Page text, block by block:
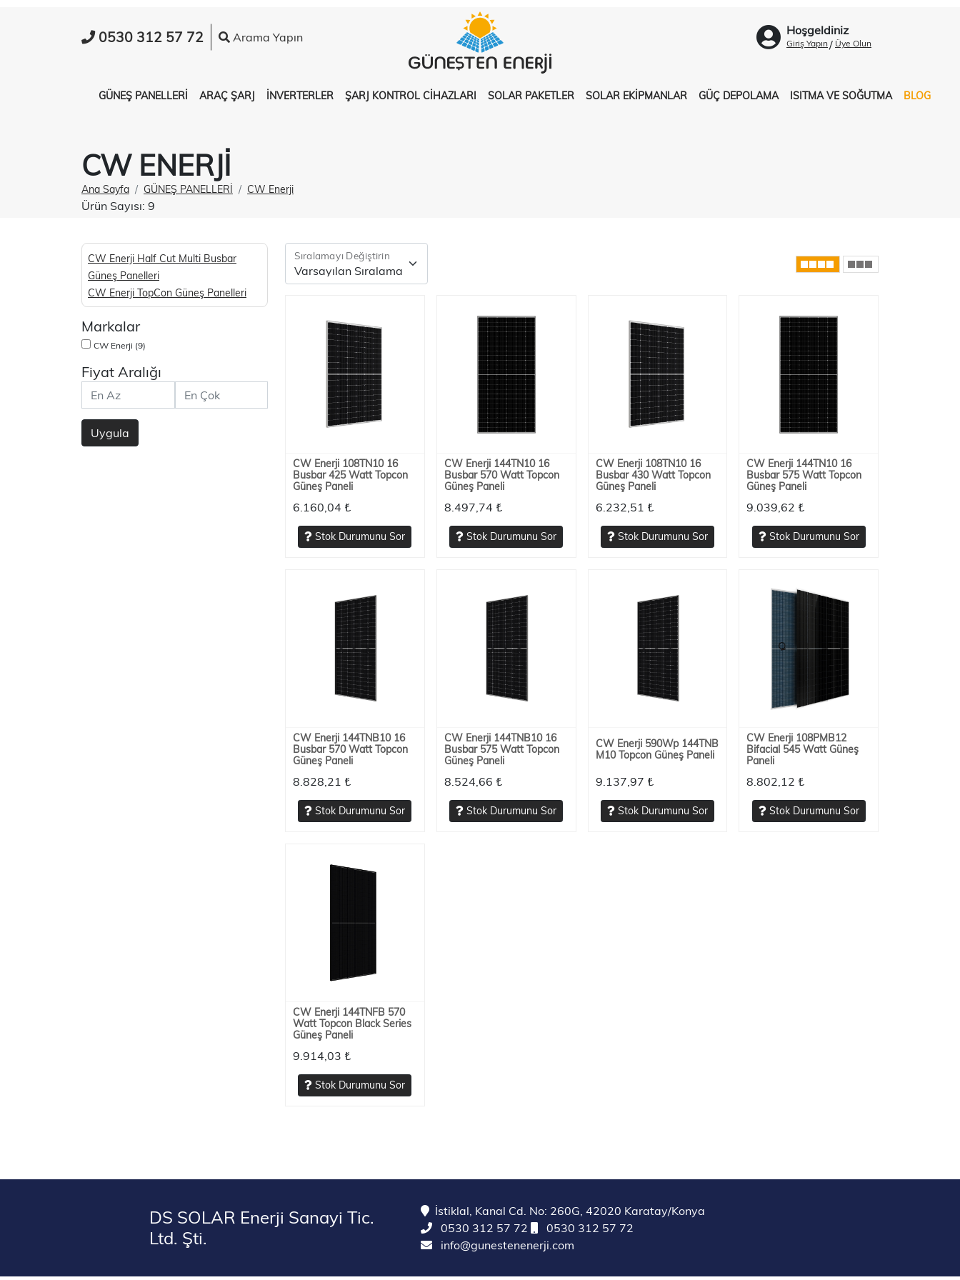
0530 312 57 72 Arama Yapın Hoşgeldiniz
Giriş Yapın/ Üye Olun
GÜNEŞ PANELLERİ ARAÇ ŞARJ İNVERTERLER ŞARJ KONTROL CİHAZLARI SOLAR PAKETLER SOLAR EKİPMANLAR GÜÇ DEPOLAMA ISITMA VE SOĞUTMA BLOG
CW ENERJI
Ana Sayfa GÜNEŞ PANELLERİ CW Enerji
Ürün Sayısı: 9
CW Enerji Half Cut Multi Busbar
Güneş Panelleri
CW Enerji TopCon Güneş Panelleri
Markalar
CW Enerji (9)
Fiyat Aralığı
Uygula
Sıralamayı Değiştirin
CW Enerji 108TN10 16
Busbar 425 Watt Topcon
Güneş Paneli
6.160,04 ₺
Stok Durumunu Sor
CW Enerji 144TN10 16
Busbar 570 Watt Topcon
Güneş Paneli
8.497,74 ₺
Stok Durumunu Sor
CW Enerji 108TN10 16
Busbar 430 Watt Topcon
Güneş Paneli
6.232,51 ₺
Stok Durumunu Sor
CW Enerji 144TN10 16
Busbar 575 Watt Topcon
Güneş Paneli
9.039,62 ₺
Stok Durumunu Sor
CW Enerji 144TNB10 16
Busbar 570 Watt Topcon
Güneş Paneli
8.828,21 ₺
Stok Durumunu Sor
CW Enerji 144TNB10 16
Busbar 575 Watt Topcon
Güneş Paneli
8.524,66 ₺
Stok Durumunu Sor
CW Enerji 590Wp 144TNB
M10 Topcon Güneş Paneli
9.137,97 ₺
Stok Durumunu Sor
CW Enerji 108PMB12
Bifacial 545 Watt Güneş
Paneli
8.802,12 ₺
Stok Durumunu Sor
CW Enerji 144TNFB 570
Watt Topcon Black Series
Güneş Paneli
9.914,03 ₺
Stok Durumunu Sor
DS SOLAR Enerji Sanayi Tic.
Ltd. Şti.
İstiklal, Kanal Cd. No: 260G, 42020 Karatay/Konya
0530 312 57 72
0530 312 57 72
info@gunestenenerji.com